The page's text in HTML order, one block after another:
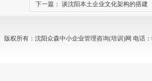
下一篇： 谈沈阳本土企业文化架构的搭建
版权所有：沈阳众森中小企业管理咨询(培训)网 电话：